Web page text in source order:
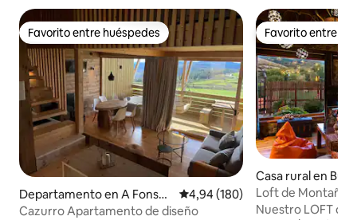
Favorito entre huéspedes
Favorito entre huéspedes
Departamento en A Fonsag
rada
Calificación promedio: 4,94 de
4,94 (180)
Cazurro Apartamento de diseño
Favorito entre
Favorito entre
Casa rural en
Loft de Montaña
Nuestro LOFT de